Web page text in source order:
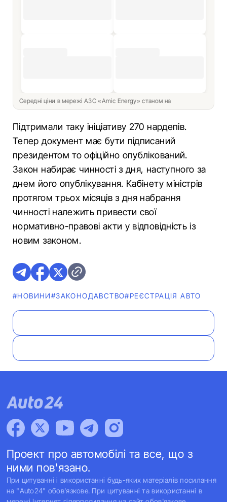
Середні ціни в мережі АЗС «Amic Energy» станом на
Підтримали таку ініціативу 270 нардепів.
Тепер документ має бути підписаний
президентом то офіційно опублікований.
Закон набирає чинності з дня, наступного за
днем його опублікування. Кабінету міністрів
протягом трьох місяців з дня набрання
чинності належить привести свої
нормативно-правові акти у відповідність із
новим законом.
#НОВИНИ#ЗАКОНОДАВСТВО#РЕЄСТРАЦІЯ АВТО
Проект про автомобілі та все, що з
ними пов'язано.
При цитуванні і використанні будь-яких матеріалів посилання
на "Auto24" обов'язкове. При цитуванні та використанні в